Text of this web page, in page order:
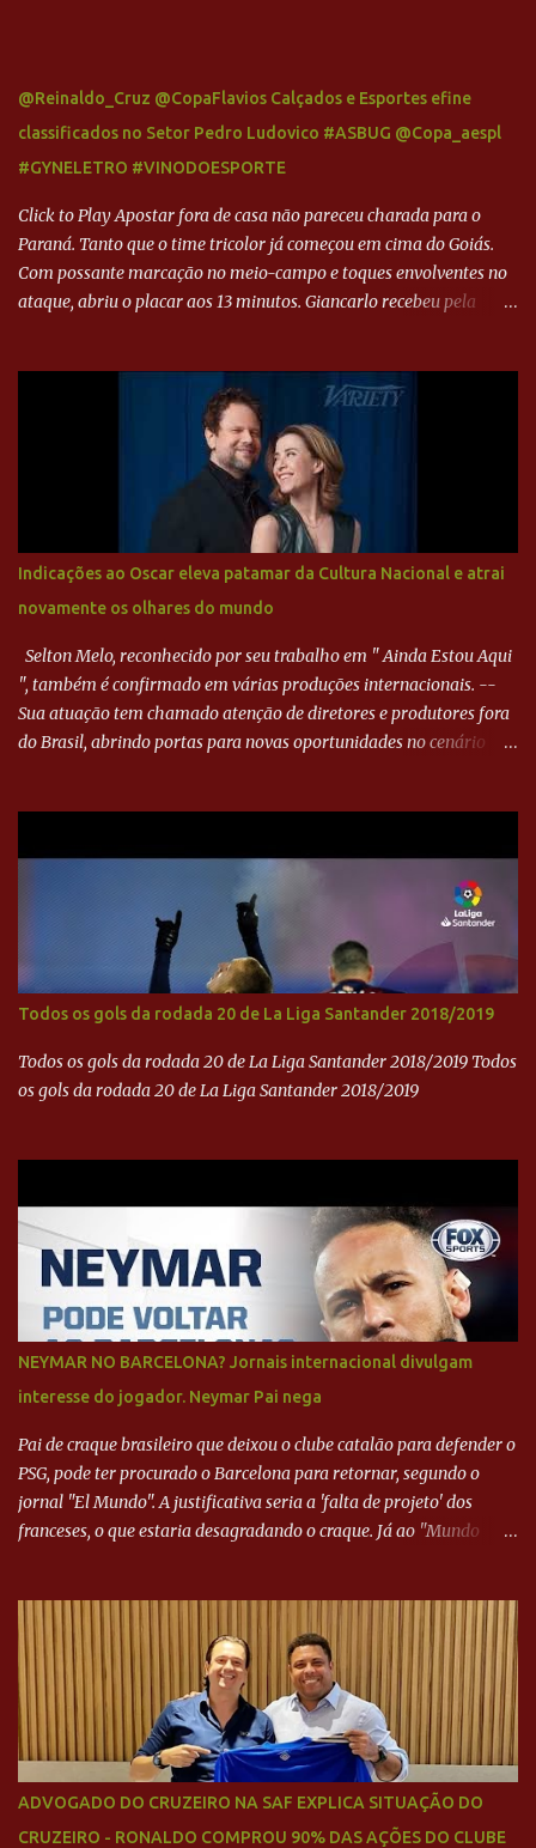
@Reinaldo_Cruz @CopaFlavios Calçados e Esportes efine
classificados no Setor Pedro Ludovico #ASBUG @Copa_aespl
#GYNELETRO #VINODOESPORTE
Click to Play Apostar fora de casa não pareceu charada para o
Paraná. Tanto que o time tricolor já começou em cima do Goiás.
Com possante marcação no meio-campo e toques envolventes no
ataque, abriu o placar aos 13 minutos. Giancarlo recebeu pela
Paraná ampliou a vantagem aos 21 minutos. Éverton Garroni
desviou cruzamento de cabeça e, mesmo de costas, incidiu o canto
direito de Harlei. O goleiro esmeraldino se esticou e até tocou na
bola, mas não o suficiente para desviar sua trajetória. O ataque do
Goiás era nulo, tanto que o Paraná seguiu em cima. Aos 32
minutos, Jefferson cabeceou e Harlei fez grande defesa. Seis
minutos depois, Wellington encheu o pé e quase surpreendeu o
goleiro rival, que novamente defendeu. No fim, Jefferson teve
outra boa chance, mas parou no goleiro. Gol para matar espera...
Indicações ao Oscar eleva patamar da Cultura Nacional e atrai
novamente os olhares do mundo
Selton Melo, reconhecido por seu trabalho em " Ainda Estou Aqui
", também é confirmado em várias produções internacionais. --
Sua atuação tem chamado atenção de diretores e produtores fora
do Brasil, abrindo portas para novas oportunidades no cenário
Todos os gols da rodada 20 de La Liga Santander 2018/2019
Todos os gols da rodada 20 de La Liga Santander 2018/2019 Todos
os gols da rodada 20 de La Liga Santander 2018/2019
NEYMAR NO BARCELONA? Jornais internacional divulgam
interesse do jogador. Neymar Pai nega
Pai de craque brasileiro que deixou o clube catalão para defender o
PSG, pode ter procurado o Barcelona para retornar, segundo o
jornal "El Mundo". A justificativa seria a 'falta de projeto' dos
franceses, o que estaria desagradando o craque. Já ao "Mundo
Neymar Pai nega
ADVOGADO DO CRUZEIRO NA SAF EXPLICA SITUAÇÃO DO
CRUZEIRO - RONALDO COMPROU 90% DAS AÇÕES DO CLUBE